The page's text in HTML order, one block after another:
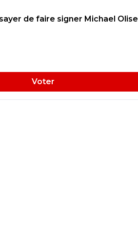
de faire signer Michael
Voter